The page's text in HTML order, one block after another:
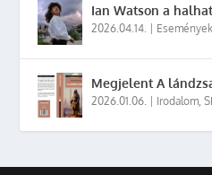
Ian Watson a
2026.04.14. Események
Megjelent A
2026.01.06. Irodalom,